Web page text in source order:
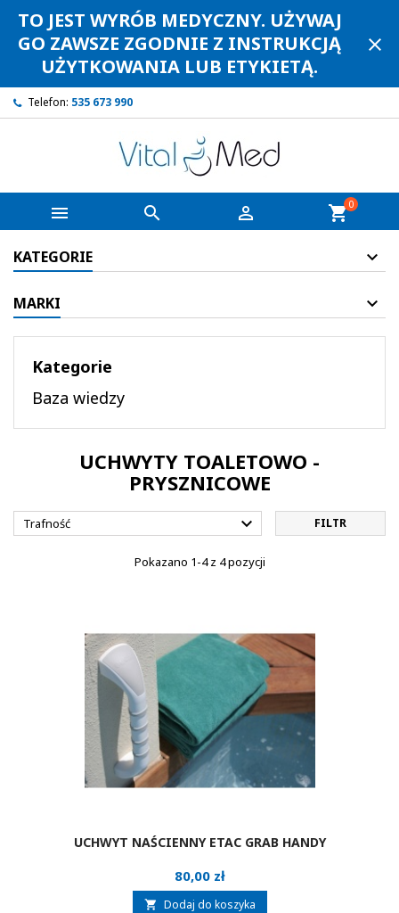
TO JEST WYRÓB MEDYCZNY. UŻYWAJ
GO ZAWSZE ZGODNIE Z INSTRUKCJĄ
UŻYTKOWANIA LUB ETYKIETĄ.
close
Telefon: 535 673 990
   shopping_cart0
KATEGORIE
MARKI
Kategorie
Baza wiedzy
UCHWYTY TOALETOWO -
PRYSZNICOWE
Trafność  FILTR
Pokazano 1-4 z 4 pozycji
UCHWYT NAŚCIENNY ETAC GRAB HANDY
Cena
80,00 zł
 Dodaj do koszyka